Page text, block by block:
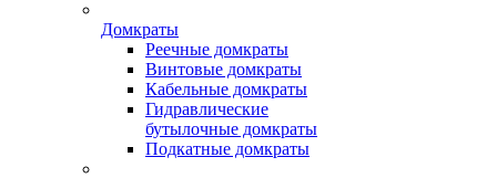
Домкраты
Реечные домкраты
Винтовые домкраты
Кабельные домкраты
Гидравлические
бутылочные домкраты
Подкатные домкраты